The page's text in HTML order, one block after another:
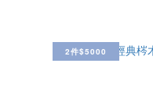
2件$5000